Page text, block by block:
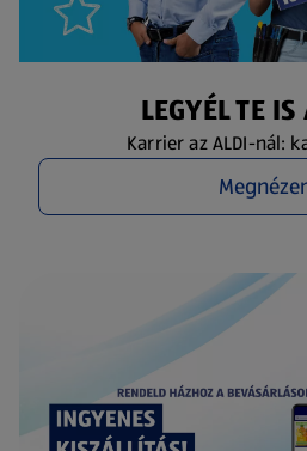
LEGYÉL TE
Karrier az ALDI-nál: